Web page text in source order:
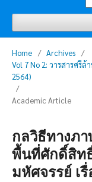
Home / Archives /
Vol 7 No 2: วารสารศรี
2564)
/
Academic Article
กลวิธีทางภ
พื้นที่ศักดิ์สิท
มหัศจรรย์ เ